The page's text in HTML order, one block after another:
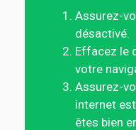
Assurez-
désactivé.
Effacez le
votre
Assurez-
internet
êtes bien